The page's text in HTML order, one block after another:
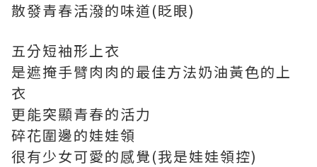
散發青春活潑的味道(眨眼)
五分短袖形上衣
是遮掩手臂肉肉的最佳方法奶油黃色的上
衣
更能突顯青春的活力
碎花圍邊的娃娃領
很有少女可愛的感覺(我是娃娃領控)